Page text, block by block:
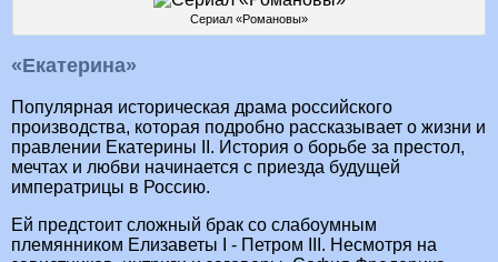
Сериал «Романовы»
«Екатерина»
Популярная историческая драма российского
производства, которая подробно рассказывает о жизни и
правлении Екатерины II. История о борьбе за престол,
мечтах и любви начинается с приезда будущей
императрицы в Россию.
Ей предстоит сложный брак со слабоумным
племянником Елизаветы I - Петром III. Несмотря на